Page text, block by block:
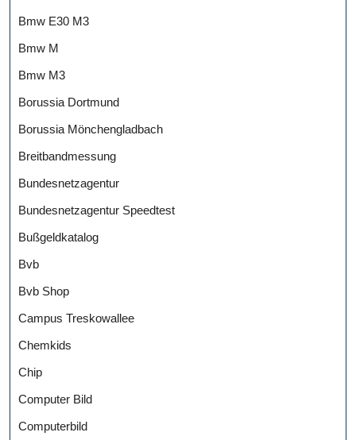
Bmw E30 M3
Bmw M
Bmw M3
Borussia Dortmund
Borussia Mönchengladbach
Breitbandmessung
Bundesnetzagentur
Bundesnetzagentur Speedtest
Bußgeldkatalog
Bvb
Bvb Shop
Campus Treskowallee
Chemkids
Chip
Computer Bild
Computerbild